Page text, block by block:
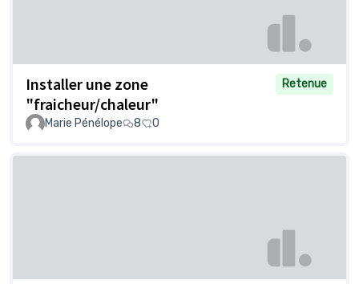
Installer une zone
"fraicheur/chaleur"
Retenue
Marie Pénélope 8 0